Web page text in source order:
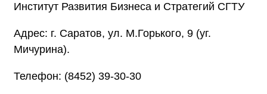
Институт Развития Бизнеса и Стратегий СГТУ
Адрес: г. Саратов, ул. М.Горького, 9 (уг.
Мичурина).
Телефон: (8452) 39-30-30